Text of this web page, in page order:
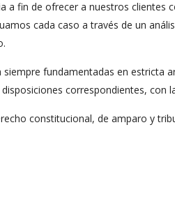
a fin de ofrecer a nuestros
cada caso a través de un
fundamentadas en estricta
correspondientes, con
constitucional, de amparo y